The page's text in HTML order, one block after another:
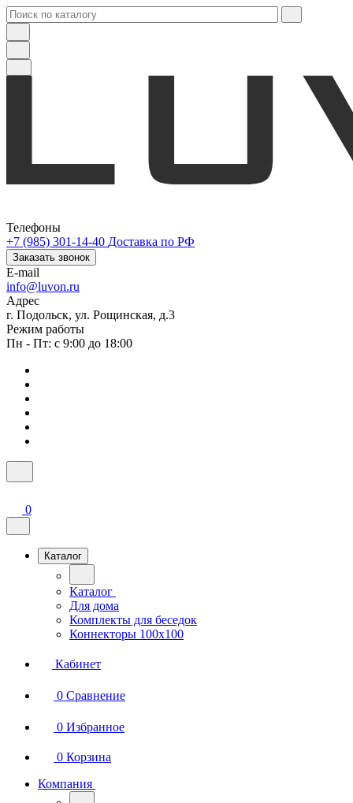
Телефоны
+7 (985) 301-14-40 Доставка по РФ
Заказать звонок
E-mail
info@luvon.ru
Адрес
г. Подольск, ул. Рощинская, д.3
Режим работы
Пн - Пт: с 9:00 до 18:00
0
Каталог
Каталог
Для дома
Комплекты для беседок
Коннекторы 100х100
Кабинет
0 Сравнение
0 Избранное
0 Корзина
Компания